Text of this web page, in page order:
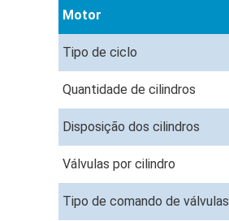
Motor
Tipo de ciclo
Quantidade de cilindros
Disposição dos cilindros
Válvulas por cilindro
Tipo de comando de válvulas